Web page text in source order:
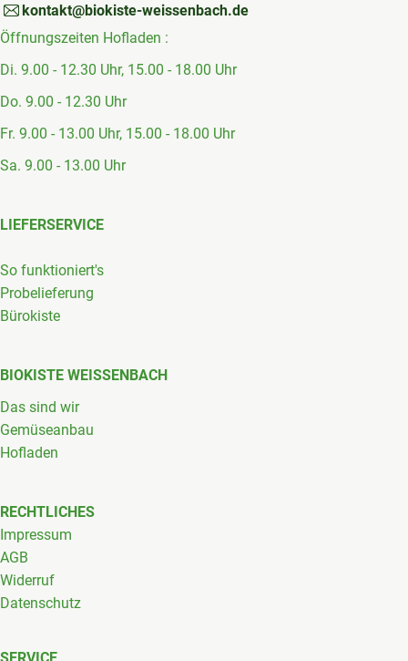
kontakt@biokiste-weissenbach.de
Öffnungszeiten Hofladen :
Di. 9.00 - 12.30 Uhr, 15.00 - 18.00 Uhr
Do. 9.00 - 12.30 Uhr
Fr. 9.00 - 13.00 Uhr, 15.00 - 18.00 Uhr
Sa. 9.00 - 13.00 Uhr
LIEFERSERVICE
So funktioniert's
Probelieferung
Bürokiste
BIOKISTE WEISSENBACH
Das sind wir
Gemüseanbau
Hofladen
RECHTLICHES
Impressum
AGB
Widerruf
Datenschutz